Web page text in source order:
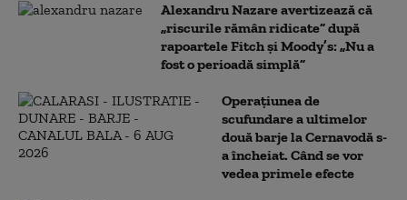
Alexandru Nazare avertizează că
„riscurile rămân ridicate” după
rapoartele Fitch și Moody’s: „Nu a
fost o perioadă simplă”
Operațiunea de
scufundare a ultimelor
două barje la Cernavodă s-
a încheiat. Când se vor
vedea primele efecte